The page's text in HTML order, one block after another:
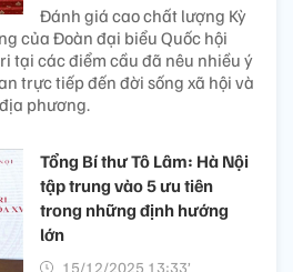
Đánh giá cao chất lượng Kỳ
của Đoàn đại biểu Quốc hội
tại các điểm cầu đã nêu nhiều ý
trực tiếp đến đời sống xã hội và
phương.
Tổng Bí thư Tô Lâm: Hà Nội
tập trung vào 5 ưu tiên
trong những định hướng
lớn
15/12/2025 13:33’